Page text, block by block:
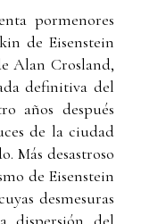
pormenores
de Eisenstein
Alan Crosland,
definitiva del
años después
de la ciudad
Más desastroso
de Eisenstein
desmesuras